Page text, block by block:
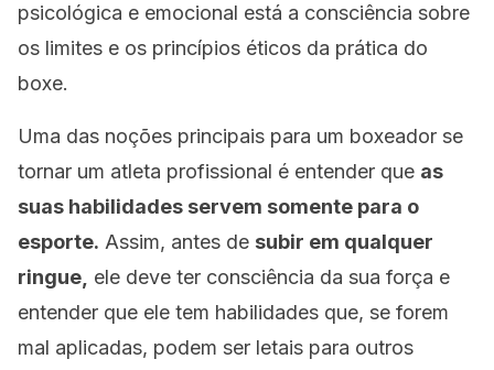
psicológica e emocional está a consciência sobre
os limites e os princípios éticos da prática do
boxe.
Uma das noções principais para um boxeador se
tornar um atleta profissional é entender que as
suas habilidades servem somente para o
esporte. Assim, antes de subir em qualquer
ringue, ele deve ter consciência da sua força e
entender que ele tem habilidades que, se forem
mal aplicadas, podem ser letais para outros